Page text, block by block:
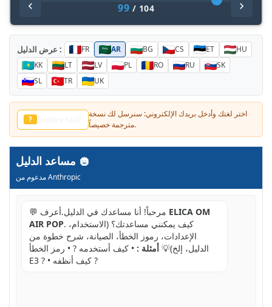
99 / 104
عرض الدليل : FR AR BG CS ET
HU
KK
LT LV PL RO RU
SK
SL
TR UK
? Outro idioma?
اختر لغتك وأدخل بريدك الإلكتروني: سنرسل لك نسخة
مدعوم من Anthropic
💬 مرحباً! أنا مساعدك في الدليل.أعرف ELICA OM
AIR POP. كيف يمكنني مساعدتك؟ (الاستخدام،
الإعدادات، رموز الخطأ، الصيانة، شرح خطوة من
الدليل، إلخ)💡 أمثلة : • كيف أستخدمه ? • رمز الخطأ
E3 ? • كيف أنظفه ?